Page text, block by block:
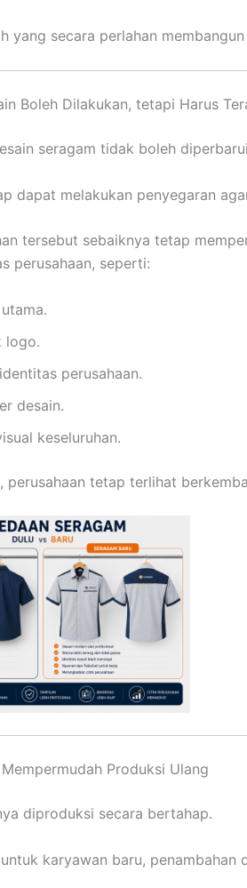
yang secara perlahan
Boleh Dilakukan, tetapi Harus
seragam tidak boleh
dapat melakukan penyegaran
tersebut sebaiknya tetap
perusahaan, seperti:
logo.
perusahaan.
desain.
keseluruhan.
perusahaan tetap terlihat
Produksi Ulang
diproduksi secara bertahap.
karyawan baru, penambahan